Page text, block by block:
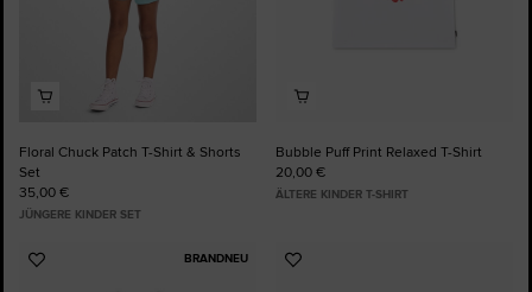
Floral Chuck Patch T-Shirt & Shorts
Set
35,00 €
JÜNGERE KINDER SET
Bubble Puff Print Relaxed T-Shirt
20,00 €
ÄLTERE KINDER T-SHIRT
BRANDNEU
Zu
Zu